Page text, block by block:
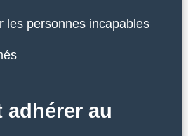
les personnes incapables
adhérer au